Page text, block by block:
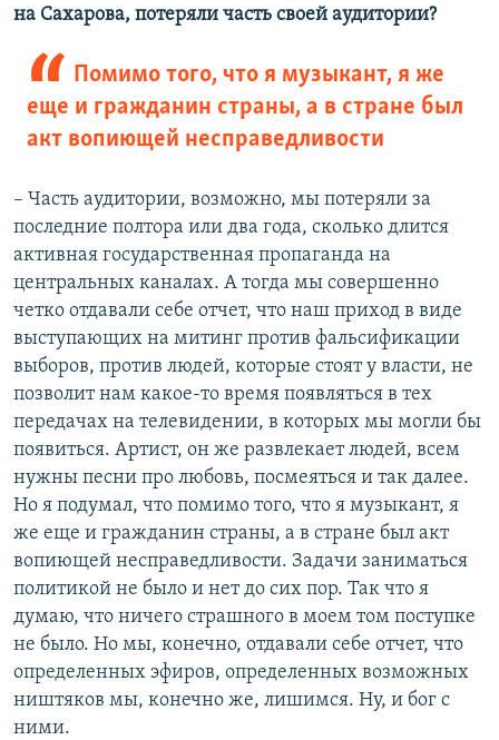
на Сахарова, потеряли часть своей аудитории?
Помимо того, что я музыкант, я же
еще и гражданин страны, а в стране был
акт вопиющей несправедливости
– Часть аудитории, возможно, мы потеряли за
последние полтора или два года, сколько длится
активная государственная пропаганда на
центральных каналах. А тогда мы совершенно
четко отдавали себе отчет, что наш приход в виде
выступающих на митинг против фальсификации
выборов, против людей, которые стоят у власти, не
позволит нам какое-то время появляться в тех
передачах на телевидении, в которых мы могли бы
появиться. Артист, он же развлекает людей, всем
нужны песни про любовь, посмеяться и так далее.
Но я подумал, что помимо того, что я музыкант, я
же еще и гражданин страны, а в стране был акт
вопиющей несправедливости. Задачи заниматься
политикой не было и нет до сих пор. Так что я
думаю, что ничего страшного в моем том поступке
не было. Но мы, конечно, отдавали себе отчет, что
определенных эфиров, определенных возможных
ништяков мы, конечно же, лишимся. Ну, и бог с
ними.